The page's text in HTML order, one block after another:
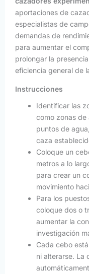
aportaciones de
especialistas de
demandas de
para aumentar el
prolongar la
eficiencia general de
Instrucciones
Identificar las
como zonas de
puntos de
caza
Coloque un
metros a lo
para crear un
movimiento
Para los
coloque dos o
aumentar la
investigación
Cada cebo
ni alterarse. La